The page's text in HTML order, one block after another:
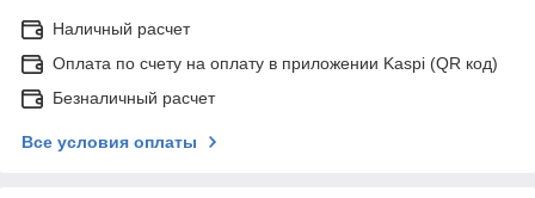
Наличный расчет
Оплата по счету на оплату в приложении Kaspi (QR код)
Безналичный расчет
Все условия оплаты